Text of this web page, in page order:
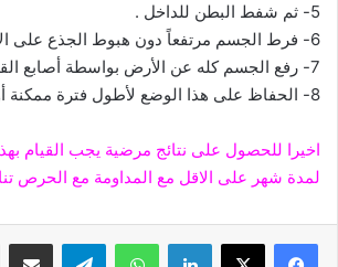
5- ثم شفط البطن للداخل .
6- فرط الجسم مرتفعاً دون هبوط الجذع على الأرض .
7- رفع الجسم كله عن الأرض بواسطة أصابع القدمين والساعدين .
8- الحفاظ على هذا الوضع لأطول فترة ممكنة أو 30 ثانية .
اخيرا للحصول على نتائج مرضية يجب القيام
لمدة شهر على الاقل مع المداومة مع الحرص
فيسبوك لينكدإن واتساب